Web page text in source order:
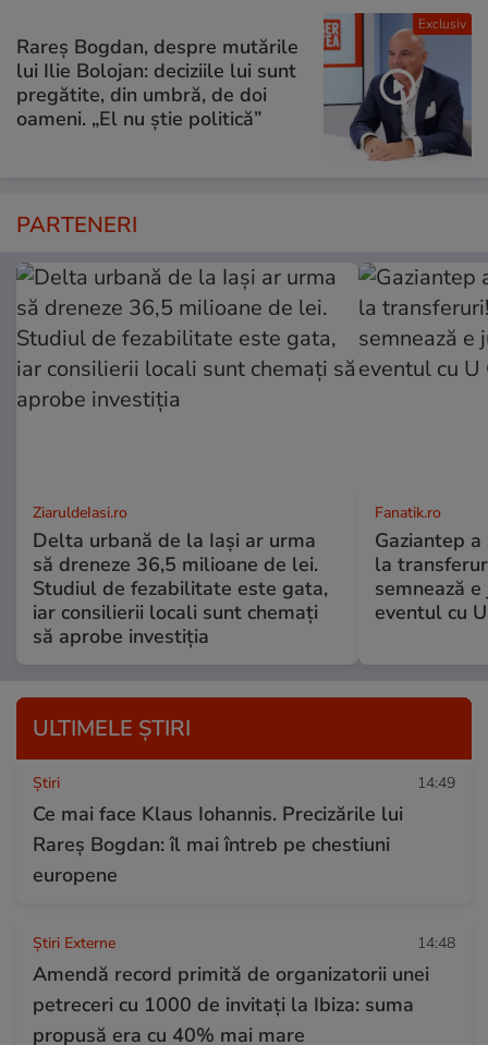
Exclusiv
Rareș Bogdan, despre mutările
lui Ilie Bolojan: deciziile lui sunt
pregătite, din umbră, de doi
oameni. „El nu știe politică”
PARTENERI
ZiaruldeIasi.ro
Delta urbană de la Iași ar urma
să dreneze 36,5 milioane de lei.
Studiul de fezabilitate este gata,
iar consilierii locali sunt chemați
să aprobe investiția
Fanatik.ro
Gaziantep
la
semnează
eventul cu
ULTIMELE ȘTIRI
Ştiri 14:49
Ce mai face Klaus Iohannis. Precizările lui
Rareș Bogdan: îl mai întreb pe chestiuni
europene
Știri Externe 14:48
Amendă record primită de organizatorii unei
petreceri cu 1000 de invitați la Ibiza: suma
propusă era cu 40% mai mare